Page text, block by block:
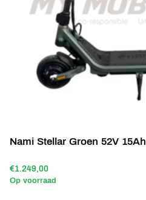
Nami Stellar Groen 52V 15Ah
€1.249,00
Op voorraad